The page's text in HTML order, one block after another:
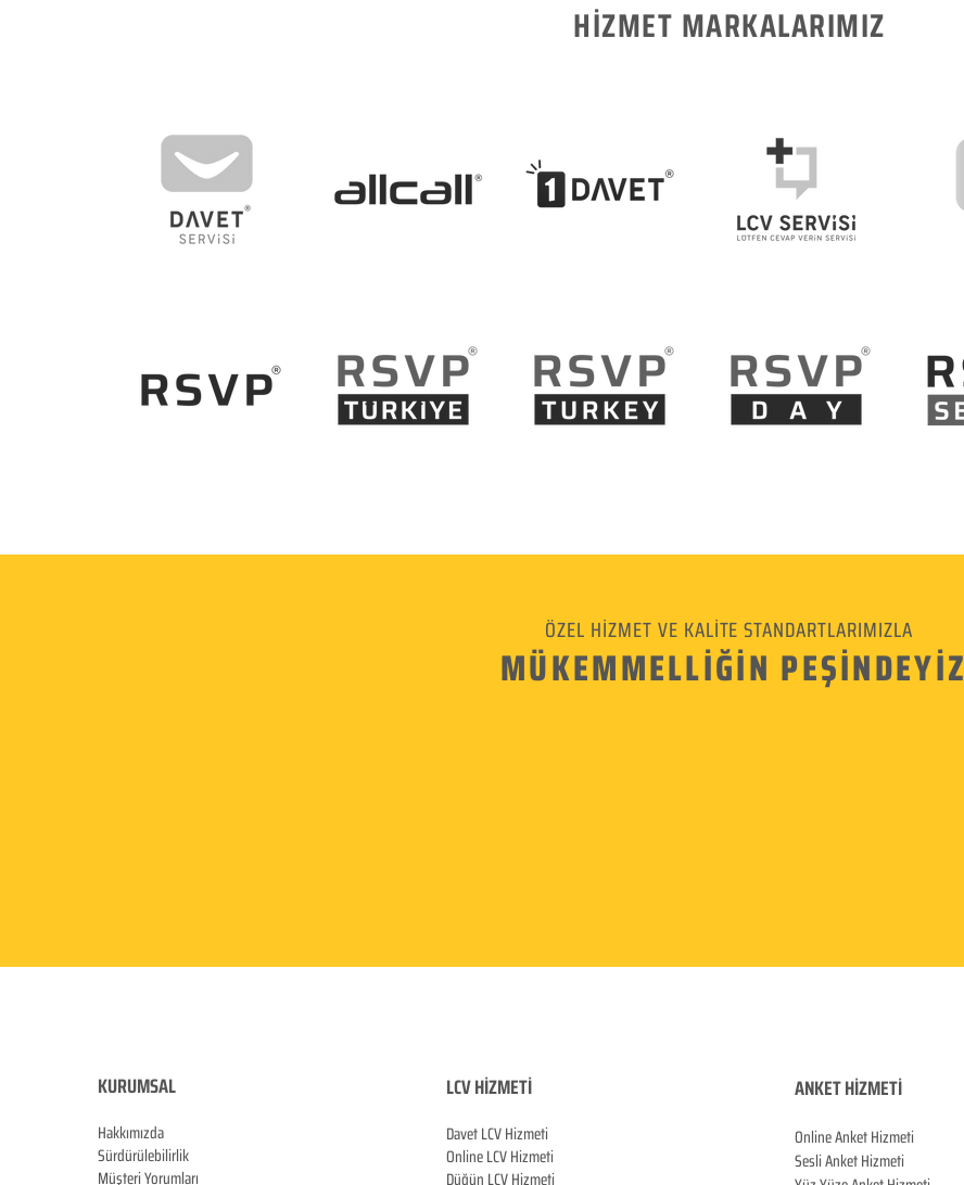
HİZMET MARKALARIMIZ
ÖZEL HİZMET VE KALİTE STANDARTLARIMIZLA
MÜKEMMELLİĞİN PEŞİNDEYİZ
KURUMSAL
Hakkımızda
Sürdürülebilirlik
Müşteri Yorumları
LCV HİZMETİ
Davet LCV Hizmeti
Online LCV Hizmeti
ANKET HİZMETİ
Online Anket Hizmeti
Sesli Anket Hizmeti